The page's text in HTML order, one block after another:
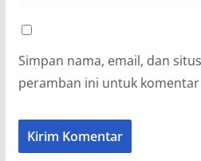
Simpan nama, email, dan
peramban ini untuk